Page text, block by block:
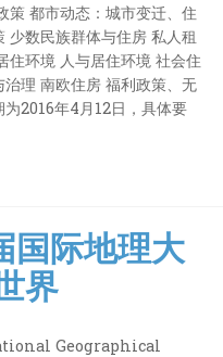
策 都市动态：城市变迁、住
少数民族群体与住房 私人租
住环境 人与居住环境 社会住
理 南欧住房 福利政策、无
2016年4月12日，具体要
国际地理大
界
Geographical